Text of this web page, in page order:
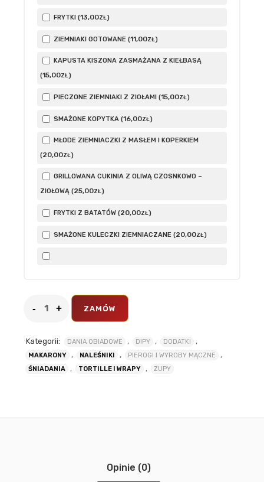
FRYTKI (13,00ZŁ)
ZIEMNIAKI GOTOWANE (11,00ZŁ)
KAPUSTA KISZONA ZASMAŻANA Z KIEŁBASĄ
(15,00ZŁ)
PIECZONE ZIEMNIAKI Z ZIOŁAMI (15,00ZŁ)
SMAŻONE KOPYTKA (16,00ZŁ)
MŁODE ZIEMNIACZKI Z MASŁEM I KOPERKIEM
(20,00ZŁ)
GRILLOWANA CUKINIA Z OLIWĄ CZOSNKOWO –
ZIOŁOWĄ (25,00ZŁ)
FRYTKI Z BATATÓW (20,00ZŁ)
SMAŻONE KULECZKI ZIEMNIACZANE (20,00ZŁ)
ZAMÓW
Kategorii: DANIA OBIADOWE , DIPY , DODATKI ,
MAKARONY , NALEŚNIKI , PIEROGI I WYROBY MĄCZNE ,
ŚNIADANIA , TORTILLE I WRAPY , ZUPY
Opinie (0)